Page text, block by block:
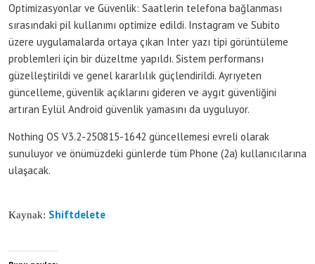
Optimizasyonlar ve Güvenlik: Saatlerin telefona bağlanması
sırasındaki pil kullanımı optimize edildi. Instagram ve Subito
üzere uygulamalarda ortaya çıkan Inter yazı tipi görüntüleme
problemleri için bir düzeltme yapıldı. Sistem performansı
güzelleştirildi ve genel kararlılık güçlendirildi. Ayrıyeten
güncelleme, güvenlik açıklarını gideren ve aygıt güvenliğini
artıran Eylül Android güvenlik yamasını da uyguluyor.
Nothing OS V3.2-250815-1642 güncellemesi evreli olarak
sunuluyor ve önümüzdeki günlerde tüm Phone (2a) kullanıcılarına
ulaşacak.
Kaynak: Shiftdelete